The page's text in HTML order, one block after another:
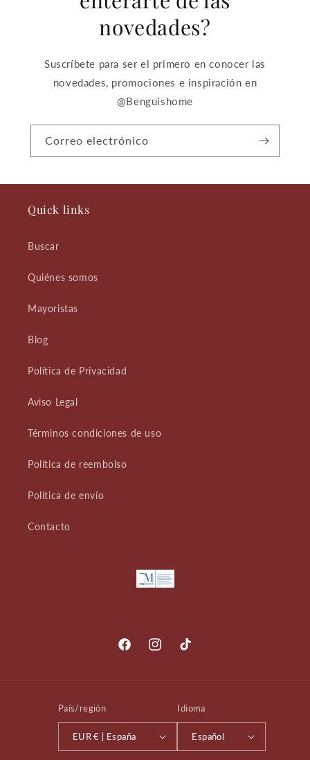
novedades?
Suscríbete para ser el primero en conocer las
novedades, promociones e inspiración en
@Benguishome
Correo electrónico
Quick links
Buscar
Quiénes somos
Mayoristas
Blog
Política de Privacidad
Aviso Legal
Términos condiciones de uso
Política de reembolso
Política de envío
Contacto
FacebookInstagramTikTok
País/región
EUR € | España
Idioma
Español